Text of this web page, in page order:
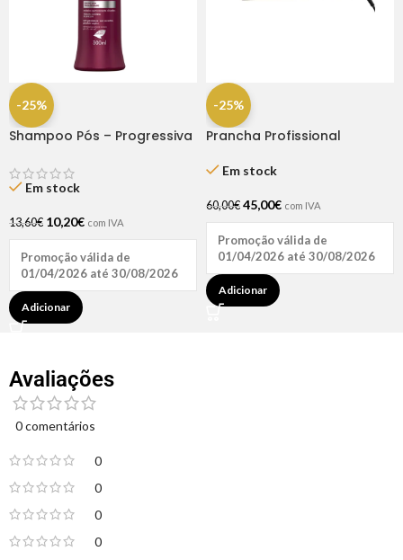
-25%
Shampoo Pós – Progressiva
Em stock
13,60€ 10,20€ com IVA
Promoção válida de
01/04/2026 até 30/08/2026
Adicionar
-25%
Prancha Profissional
Em stock
60,00€ 45,00€ com IVA
Promoção válida de
01/04/2026 até 30/08/2026
Adicionar
Avaliações
0 comentários
0
0
0
0